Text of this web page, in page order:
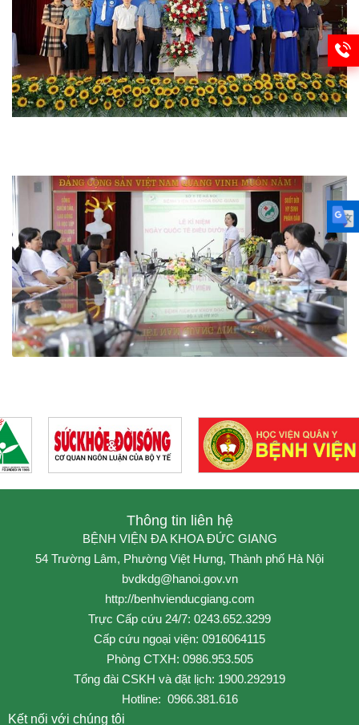
Thông tin liên hệ
BỆNH VIỆN ĐA KHOA ĐỨC GIANG
54 Trường Lâm, Phường Việt Hưng, Thành phố Hà Nội
bvdkdg@hanoi.gov.vn
http://benhvienducgiang.com
Trực Cấp cứu 24/7: 0243.652.3299
Cấp cứu ngoại viện: 0916064115
Phòng CTXH: 0986.953.505
Tổng đài CSKH và đặt lịch: 1900.292919
Hotline: 0966.381.616
Kết nối với chúng tôi